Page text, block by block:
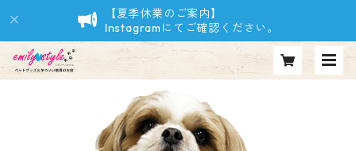
【夏季休業のご案内】
Instagramにてご確認ください。